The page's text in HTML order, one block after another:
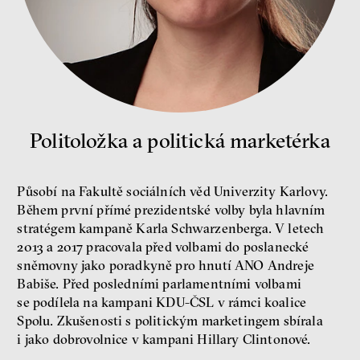
Bill McKibben
Environmentalista, spisovatel,
publicista
Nehrajeme o to, jaké peníze
budeme mít, ale čí budou, říká
ekonom Palanský
Miroslav Palanský, Petr Bittner
rozhovor
Politoložka a politická marketérka
Působí na Fakultě sociálních věd Univerzity Karlovy.
Během první přímé prezidentské volby byla hlavním
stratégem kampaně Karla Schwarzenberga. V letech
2013 a 2017 pracovala před volbami do poslanecké
sněmovny jako poradkyně pro hnutí ANO Andreje
Babiše. Před posledními parlamentními volbami
se podílela na kampani KDU-ČSL v rámci koalice
Spolu. Zkušenosti s politickým marketingem sbírala
i jako dobrovolnice v kampani Hillary Clintonové.